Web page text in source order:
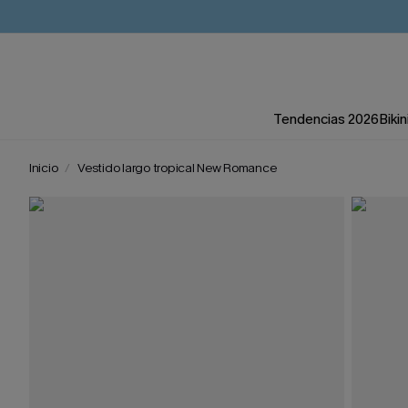
Tendencias 2026
Inicio Vestido largo tropical New Romance